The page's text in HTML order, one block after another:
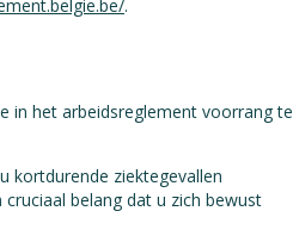
.
in het arbeidsreglement voorrang te
kortdurende ziektegevallen
belang dat u zich bewust